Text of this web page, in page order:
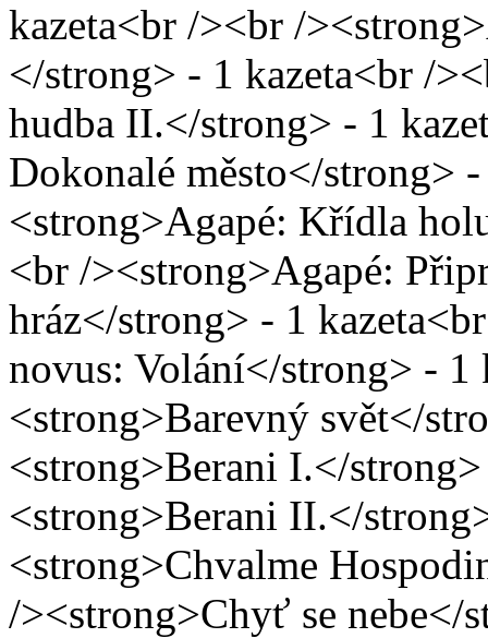
kazeta<br /><br /
</strong> - 1 kazeta<br /
hudba II.</strong> - 1
Dokonalé město</strong>
<strong>Agapé: Křídla
<br /><strong>Agapé:
hráz</strong> - 1
novus: Volání</strong> - 1
<strong>Barevný svět</
<strong>Berani I.</
<strong>Berani II.</
<strong>Chvalme
/><strong>Chyť se nebe</